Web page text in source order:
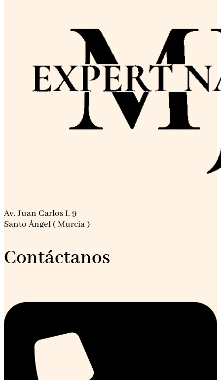
Av. Juan Carlos I, 9
Santo Ángel ( Murcia )
Contáctanos